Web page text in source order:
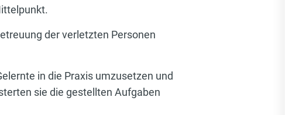
der verletzten Personen
in die Praxis umzusetzen und
sie die gestellten Aufgaben